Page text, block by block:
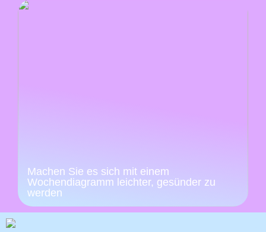
Machen Sie es sich mit einem
Wochendiagramm leichter, gesünder zu
werden